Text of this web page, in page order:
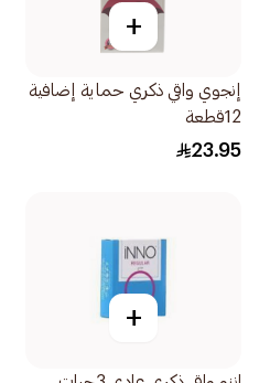
+
إنجوي واقي ذكري حماية إضافية
12قطعة
23.95
+